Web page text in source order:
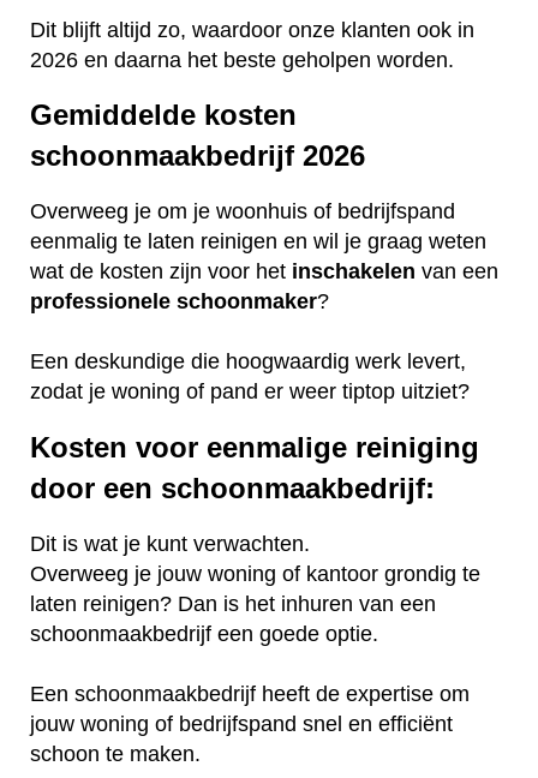
Dit blijft altijd zo, waardoor onze klanten ook in
2026 en daarna het beste geholpen worden.
Gemiddelde kosten
schoonmaakbedrijf 2026
Overweeg je om je woonhuis of bedrijfspand
eenmalig te laten reinigen en wil je graag weten
wat de kosten zijn voor het inschakelen van een
professionele schoonmaker?
Een deskundige die hoogwaardig werk levert,
zodat je woning of pand er weer tiptop uitziet?
Kosten voor eenmalige reiniging
door een schoonmaakbedrijf:
Dit is wat je kunt verwachten.
Overweeg je jouw woning of kantoor grondig te
laten reinigen? Dan is het inhuren van een
schoonmaakbedrijf een goede optie.
Een schoonmaakbedrijf heeft de expertise om
jouw woning of bedrijfspand snel en efficiënt
schoon te maken.